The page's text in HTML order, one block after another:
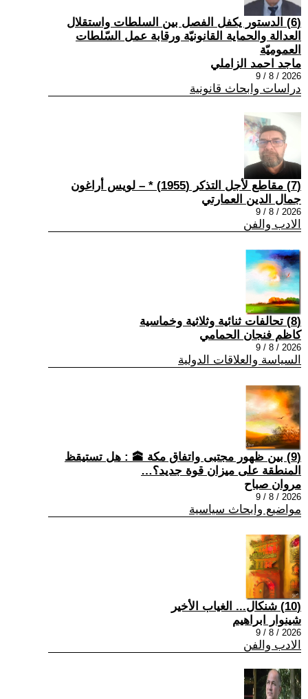
(6) الدستور يكفل الفصل بين السلطات واستقلال
العدالة والحماية القانونيّة ورقابة عمل السّلطات
العموميّة
ماجد احمد الزاملي
2026 / 8 / 9
دراسات وابحاث قانونية
(7) مقاطع لأجل التذكر (1955) * – لويس أراغون
جمال الدين العمارتي
2026 / 8 / 9
الادب والفن
(8) تحالفات ثنائية وثلاثية وخماسية
كاظم فنجان الحمامي
2026 / 8 / 9
السياسة والعلاقات الدولية
(9) بين ظهور مجتبى واتفاق مكة 🕋 : هل تستيقظ
المنطقة على ميزان قوة جديد؟…
مروان صباح
2026 / 8 / 9
مواضيع وابحاث سياسية
(10) شنكال... الغياب الأخير
شينوار ابراهيم
2026 / 8 / 9
الادب والفن